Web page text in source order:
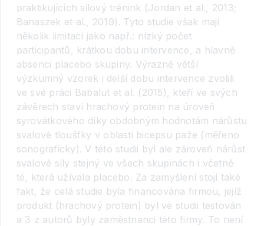
praktikujících silový trénink (Jordan et al., 2013;
Banaszek et al., 2019). Tyto studie však mají
několik limitací jako např.: nízký počet
participantů, krátkou dobu intervence, a hlavně
absenci placebo skupiny. Výrazně větší
výzkumný vzorek i delší dobu intervence zvolili
ve své práci Babalut et al. (2015), kteří ve svých
závěrech staví hrachový protein na úroveň
syrovátkového díky obdobným hodnotám nárůstu
svalové tloušťky v oblasti bicepsu paže (měřeno
sonograficky). V této studii byl ale zároveň nárůst
svalové síly stejný ve všech skupinách i včetně
té, která užívala placebo. Za zamyšlení stojí také
fakt, že celá studie byla financována firmou, jejíž
produkt (hrachový protein) byl ve studii testován
a 3 z autorů byly zaměstnanci této firmy. To není